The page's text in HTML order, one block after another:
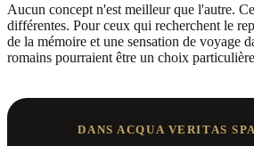
Aucun concept n'est meilleur que l'autre.
différentes. Pour ceux qui recherchent le
de la mémoire et une sensation de voyage
romains pourraient être un choix
DANS ACQUA VERITAS